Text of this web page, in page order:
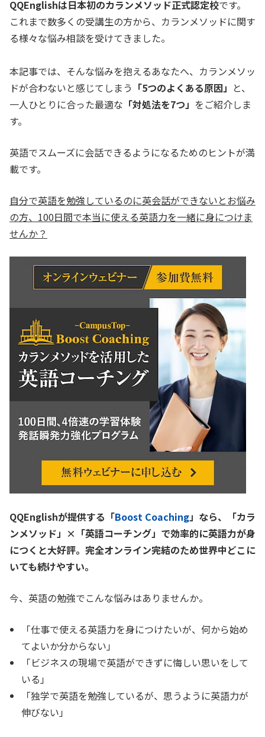
QQEnglishは日本初のカランメソッド正式認定校です。
これまで数多くの受講生の方から、カランメソッドに関す
る様々な悩み相談を受けてきました。
本記事では、そんな悩みを抱えるあなたへ、カランメソッ
ドが合わないと感じてしまう 「5つのよくある原因」 と、
一人ひとりに合った最適な 「対処法を7つ」 をご紹介しま
す。
英語でスムーズに会話できるようになるためのヒントが満
載です。
自分で英語を勉強しているのに英会話ができないとお悩み
の方、100日間で本当に使える英語力を一緒に身につけま
せんか？
QQEnglishが提供する「Boost Coaching」なら、「カラ
ンメソッド」×「英語コーチング」で効率的に英語力が身
につくと大好評。完全オンライン完結のため世界中どこに
いても続けやすい。
今、英語の勉強でこんな悩みはありませんか。
「仕事で使える英語力を身につけたいが、何から始め
てよいか分からない」
「ビジネスの現場で英語ができずに悔しい思いをして
いる」
「独学で英語を勉強しているが、思うように英語力が
伸びない」